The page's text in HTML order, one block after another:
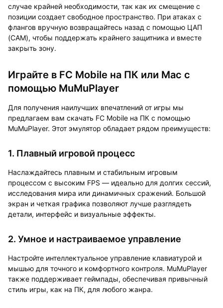
случае крайней необходимости, так как их смещение с
позиции создает свободное пространство. При атаках с
флангов вручную возвращайтесь назад с помощью ЦАП
(CAM), чтобы поддержать крайнего защитника и вместе
закрыть зону.
Играйте в FC Mobile на ПК или Mac с
помощью MuMuPlayer
Для получения наилучших впечатлений от игры мы
предлагаем вам скачать FC Mobile на ПК с помощью
MuMuPlayer. Этот эмулятор обладает рядом преимуществ:
1. Плавный игровой процесс
Наслаждайтесь плавным и стабильным игровым
процессом с высоким FPS — идеально для долгих сессий,
исследования мира или динамичных сражений. Большой
экран и четкая графика позволяют лучше разглядеть
детали, интерфейс и визуальные эффекты.
2. Умное и настраиваемое управление
Настройте интеллектуальное управление клавиатурой и
мышью для точного и комфортного контроля. MuMuPlayer
также поддерживает геймпады, обеспечивая привычный
стиль игры, как на ПК, для любого жанра.